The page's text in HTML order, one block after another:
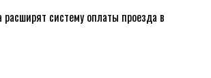
расширят систему оплаты проезда в